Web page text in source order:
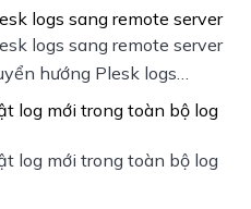
logs sang remote server
logs sang remote server
hướng Plesk logs…
log mới trong toàn bộ log
log mới trong toàn bộ log